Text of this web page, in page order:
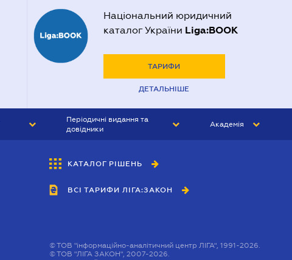
Національний юридичний
каталог України Liga:BOOK
ТАРИФИ
ДЕТАЛЬНІШЕ
Періодичні видання та
довідники
БУХГАЛТЕР&ЗАКОН
ВІСНИК МСФЗ
Академія
КАТАЛОГ РІШЕНЬ
ВСІ ТАРИФИ ЛІГА:ЗАКОН
©ТОВ "інформаційно-аналітичний центр ЛІГА", 1991-2026.
©ТОВ "ЛІГА ЗАКОН", 2007-2026.